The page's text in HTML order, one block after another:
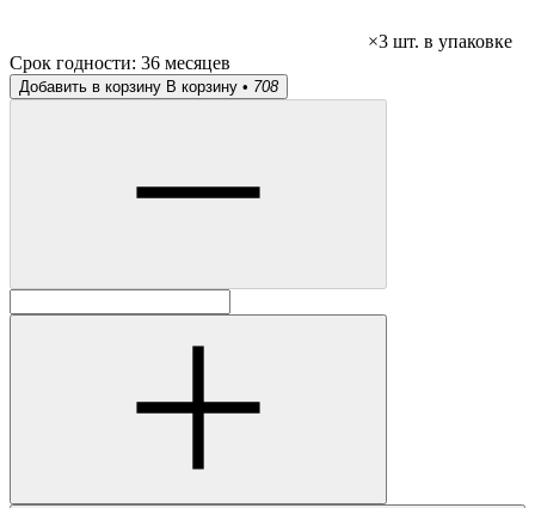
×3 шт. в упаковке
Срок годности: 36 месяцев
Добавить в корзину В корзину • 708